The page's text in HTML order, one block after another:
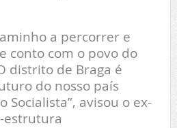
a percorrer e
conto com o povo do
distrito de Braga é
do nosso país
Socialista”, avisou o ex-
estrutura